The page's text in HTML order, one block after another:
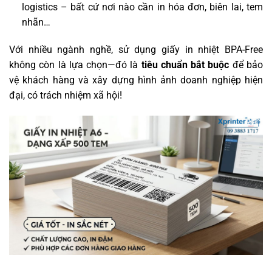
logistics – bất cứ nơi nào cần in hóa đơn, biên lai, tem
nhãn…
Với nhiều ngành nghề, sử dụng giấy in nhiệt BPA-Free
không còn là lựa chọn—đó là tiêu chuẩn bắt buộc để bảo
vệ khách hàng và xây dựng hình ảnh doanh nghiệp hiện
đại, có trách nhiệm xã hội!